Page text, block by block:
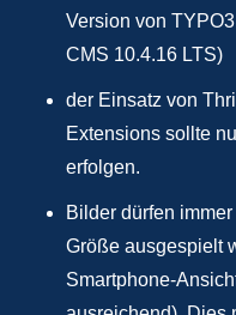
Version von
CMS 10.4.16 LTS)
der Einsatz von
Extensions sollte
erfolgen.
Bilder dürfen
Größe ausgespielt
Smartphone-